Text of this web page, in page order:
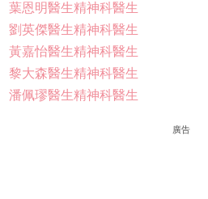
葉恩明醫生精神科醫生
劉英傑醫生精神科醫生
黃嘉怡醫生精神科醫生
黎大森醫生精神科醫生
潘佩璆醫生精神科醫生
廣告